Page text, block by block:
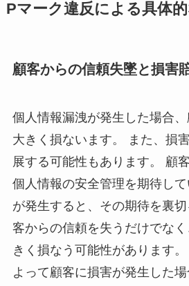
Pマーク違反による具体
顧客からの信頼失墜と損害
個人情報漏洩が発生した場合
大きく損ないます。 また、損
展する可能性もあります。 顧
個人情報の安全管理を期待し
が発生すると、その期待を裏
客からの信頼を失うだけでな
きく損なう可能性があります
よって顧客に損害が発生した